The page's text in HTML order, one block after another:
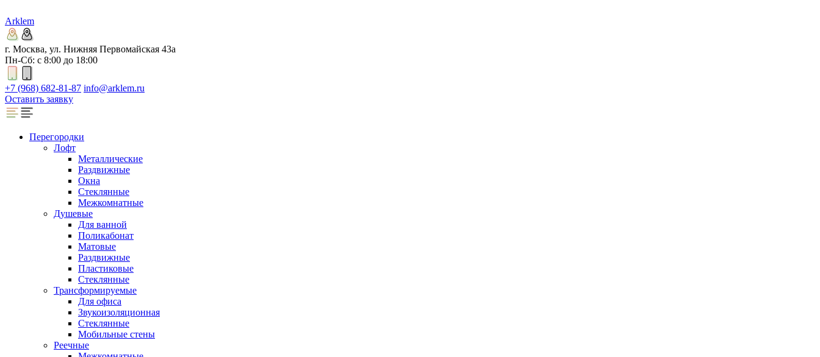
Arklem
г. Москва, ул. Нижняя Первомайская 43а
Пн-Сб: с 8:00 до 18:00
+7 (968) 682-81-87 info@arklem.ru
Оставить заявку
Перегородки
Лофт
Металлические
Раздвижные
Окна
Стеклянные
Межкомнатные
Душевые
Для ванной
Поликабонат
Матовые
Раздвижные
Пластиковые
Стеклянные
Трансформируемые
Для офиса
Звукоизоляционная
Стеклянные
Мобильные стены
Реечные